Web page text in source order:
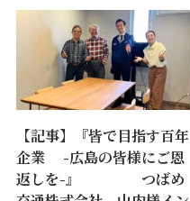
【記事】『皆で目指す百年
企業 -広島の皆様にご恩
返しを-』 つばめ